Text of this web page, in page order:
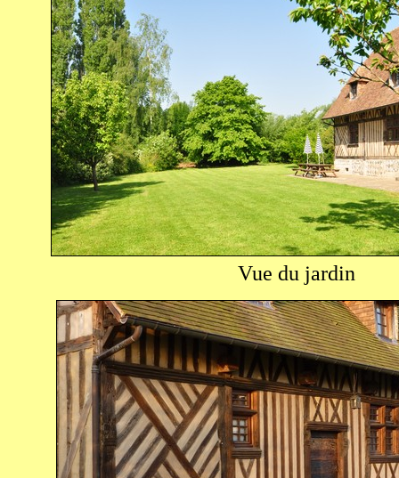
Vue du jardin